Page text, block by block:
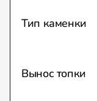
Тип каменки
Вынос топки